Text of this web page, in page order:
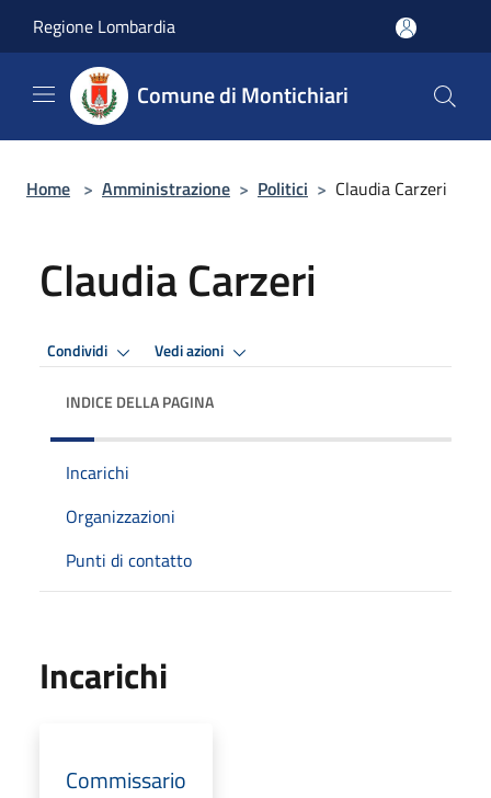
Regione Lombardia
Comune di Montichiari
Home > Amministrazione > Politici > Claudia Carzeri
Claudia Carzeri
Condividi Vedi azioni
INDICE DELLA PAGINA
Incarichi
Organizzazioni
Punti di contatto
Incarichi
Commissario